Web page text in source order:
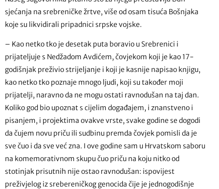
sjećanja na srebreničke žrtve, više od osam tisuća Bošnjaka
koje su likvidirali pripadnici srpske vojske.
– Kao netko tko je desetak puta boravio u Srebrenici i
prijateljuje s Nedžadom Avdićem, čovjekom koji je kao 17-
godišnjak preživio strijeljanje i koji je kasnije napisao knjigu,
kao netko tko poznaje mnogo ljudi, koji su također moji
prijatelji, naravno da ne mogu ostati ravnodušan na taj dan.
Koliko god bio upoznat s cijelim događajem, i znanstveno i
pisanjem, i projektima ovakve vrste, svake godine se dogodi
da čujem novu priču ili sudbinu premda čovjek pomisli da je
sve čuo i da sve već zna. I ove godine sam u Hrvatskom saboru
na komemorativnom skupu čuo priču na koju nitko od
stotinjak prisutnih nije ostao ravnodušan: ispovijest
preživjelog iz srebereničkog genocida čije je jednogodišnje